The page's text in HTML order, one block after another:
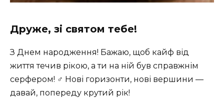
Друже, зі святом тебе!
З Днем народження! Бажаю, щоб кайф від
життя течив рікою, а ти на ній був справжнім
серфером! ‍♂️ Нові горизонти, нові вершини —
давай, попереду крутий рік!